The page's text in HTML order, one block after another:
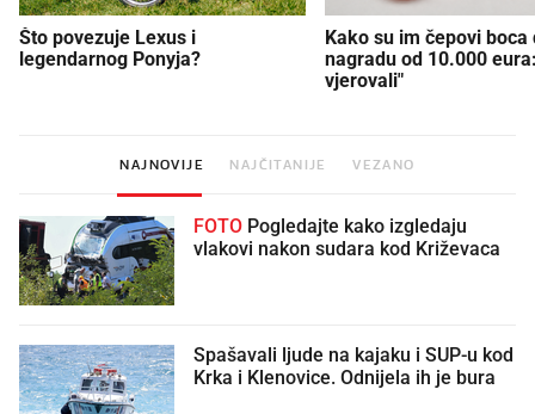
Što povezuje Lexus i
legendarnog Ponyja?
Kako su im čepovi boca
nagradu od 10.000
vjerovali"
NAJNOVIJE NAJČITANIJE VEZANO
FOTO
vlakovi nakon sudara kod Križevaca
Spašavali ljude na kajaku i SUP-u kod
Krka i Klenovice. Odnijela ih je bura